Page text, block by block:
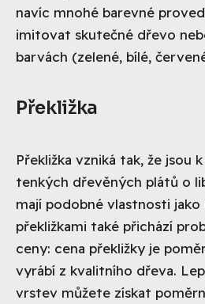
navíc mnohé barevné
imitovat skutečné dřevo
barvách (zelené, bílé,
Překližka
Překližka vzniká tak, že jsou
tenkých dřevěných plátů o
mají podobné vlastnosti jako
překližkami také přichází
ceny: cena překližky je
vyrábí z kvalitního dřeva.
vrstev můžete získat